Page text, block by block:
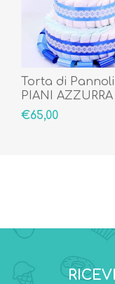
Torta di
PIANI AZZURRA
€65,00